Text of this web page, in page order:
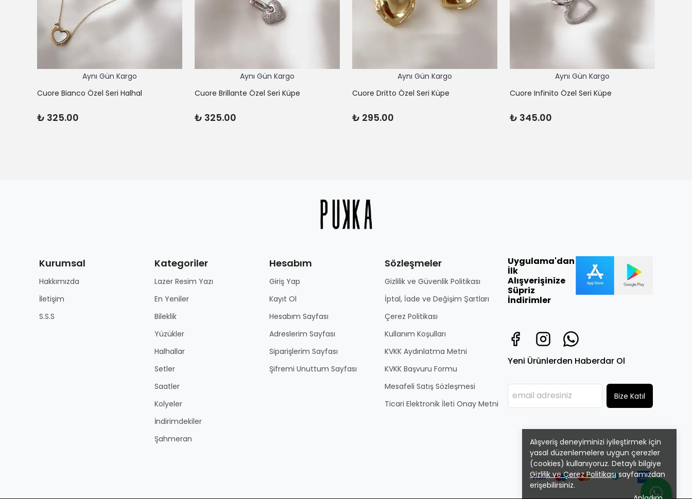
Alışveriş deneyiminizi iyileştirmek için
yasal düzenlemelere uygun çerezler
(cookies) kullanıyoruz. Detaylı bilgiye
Gizlilik ve Çerez Politikasısayfamızdan
erişebilirsiniz.
Aynı Gün Kargo
Cuore Bianco Özel Seri Halhal
₺ 325.00
Aynı Gün Kargo
Cuore Brillante Özel Seri Küpe
₺ 325.00
Aynı Gün Kargo
Cuore Dritto Özel Seri Küpe
₺ 295.00
Aynı Gün Kargo
Cuore Infinito Özel Seri Küpe
₺ 345.00
Kurumsal
Hakkımızda
İletişim
S.S.S
Kategoriler
Lazer Resim Yazı
En Yeniler
Bileklik
Yüzükler
Halhallar
Setler
Saatler
Kolyeler
İndirimdekiler
Şahmeran
Hesabım
Giriş Yap
Kayıt Ol
Hesabım Sayfası
Adreslerim Sayfası
Siparişlerim Sayfası
Şifremi Unuttum Sayfası
Sözleşmeler
Gizlilik ve Güvenlik Politikası
İptal, İade ve Değişim Şartları
Çerez Politikası
Kullanım Koşulları
KVKK Aydınlatma Metni
KVKK Başvuru Formu
Mesafeli Satış Sözleşmesi
Ticari Elektronik İleti Onay Metni
Uygulama'dan
İlk
Alışverişinize
Süpriz
İndirimler
Yeni Ürünlerden Haberdar Ol
Bize Katıl